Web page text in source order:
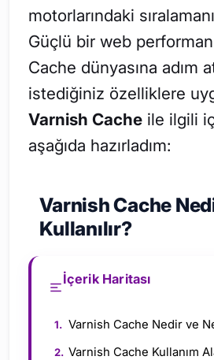
motorlarındaki
Güçlü bir web
Cache dünyasına adım
istediğiniz özelliklere
Varnish Cache ile ilgili
aşağıda hazırladım:
Varnish Cache
Kullanılır?
İçerik Haritası
Varnish Cache Nedir ve
Varnish Cache Kullanım